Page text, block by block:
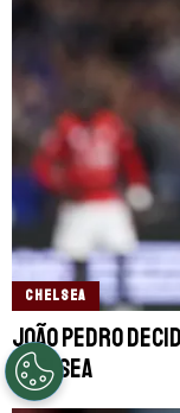
CHELSEA
João Pedro
Chelsea